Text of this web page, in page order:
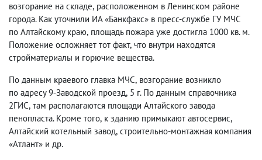
возгорание на складе, расположенном в Ленинском районе
города. Как уточнили ИА «Банкфакс» в пресс-службе ГУ МЧС
по Алтайскому краю, площадь пожара уже достигла 1000 кв. м.
Положение осложняет тот факт, что внутри находятся
стройматериалы и горючие вещества.
По данным краевого главка МЧС, возгорание возникло
по адресу 9-Заводской проезд, 5 г. По данным справочника
2ГИС, там располагаются площади Алтайского завода
пенопласта. Кроме того, к зданию примыкают автосервис,
Алтайский котельный завод, строительно-монтажная компания
«Атлант» и др.